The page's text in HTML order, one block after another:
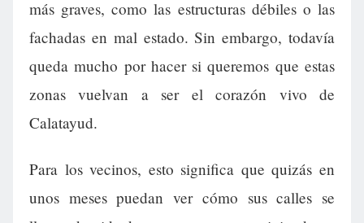
más graves, como las estructuras débiles o las
fachadas en mal estado. Sin embargo, todavía
queda mucho por hacer si queremos que estas
zonas vuelvan a ser el corazón vivo de
Calatayud.
Para los vecinos, esto significa que quizás en
unos meses puedan ver cómo sus calles se